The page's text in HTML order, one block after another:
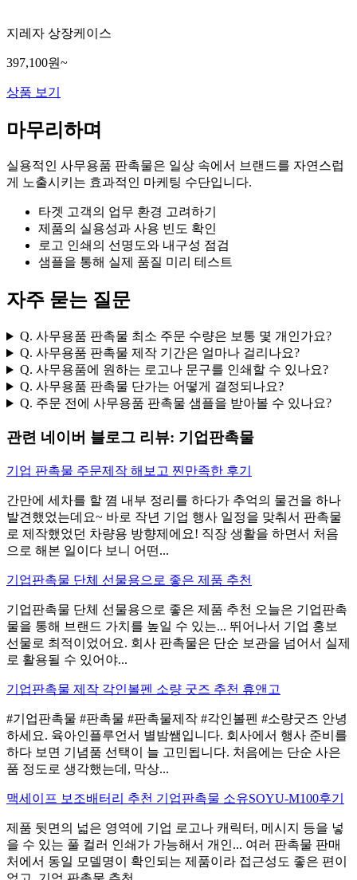
지레자 상장케이스
397,100원~
상품 보기
마무리하며
실용적인 사무용품 판촉물은 일상 속에서 브랜드를 자연스럽
게 노출시키는 효과적인 마케팅 수단입니다.
타겟 고객의 업무 환경 고려하기
제품의 실용성과 사용 빈도 확인
로고 인쇄의 선명도와 내구성 점검
샘플을 통해 실제 품질 미리 테스트
자주 묻는 질문
Q. 사무용품 판촉물 최소 주문 수량은 보통 몇 개인가요?
Q. 사무용품 판촉물 제작 기간은 얼마나 걸리나요?
Q. 사무용품에 원하는 로고나 문구를 인쇄할 수 있나요?
Q. 사무용품 판촉물 단가는 어떻게 결정되나요?
Q. 주문 전에 사무용품 판촉물 샘플을 받아볼 수 있나요?
관련 네이버 블로그 리뷰: 기업판촉물
기업 판촉물 주문제작 해보고 찐만족한 후기
간만에 세차를 할 꼄 내부 정리를 하다가 추억의 물건을 하나
발견했었는데요~ 바로 작년 기업 행사 일정을 맞춰서 판촉물
로 제작했었던 차량용 방향제에요! 직장 생활을 하면서 처음
으로 해본 일이다 보니 어떤...
기업판촉물 단체 선물용으로 좋은 제품 추천
기업판촉물 단체 선물용으로 좋은 제품 추천 오늘은 기업판촉
물을 통해 브랜드 가치를 높일 수 있는... 뛰어나서 기업 홍보
선물로 최적이었어요. 회사 판촉물은 단순 보관을 넘어서 실제
로 활용될 수 있어야...
기업판촉물 제작 각인볼펜 소량 굿즈 추천 휴앤고
#기업판촉물 #판촉물 #판촉물제작 #각인볼펜 #소량굿즈 안녕
하세요. 육아인플루언서 별밤쌤입니다. 회사에서 행사 준비를
하다 보면 기념품 선택이 늘 고민됩니다. 처음에는 단순 사은
품 정도로 생각했는데, 막상...
맥세이프 보조배터리 추천 기업판촉물 소유SOYU-M100후기
제품 뒷면의 넓은 영역에 기업 로고나 캐릭터, 메시지 등을 넣
을 수 있는 풀 컬러 인쇄가 가능해서 개인... 여러 판촉물 판매
처에서 동일 모델명이 확인되는 제품이라 접근성도 좋은 편이